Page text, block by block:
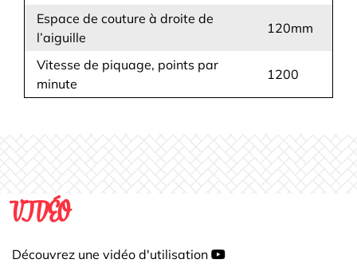
avec aisance. La vitesse de couture se règle
facilement, soit via la pédale BERNINA précise, soit
directement à l’aide du nouveau curseur de vitesse
intégré, placé juste devant vous. L’éclairage de
couture à intensité réglable crée une atmosphère
CHAÎNETTE PARFAITS
Tous les réglages sont personnalisables
Espace de couture à droite de
l’aiguille
120mm
Vitesse de piquage, points par
minute
1200
VIDÉO
Découvrez une vidéo d'utilisation